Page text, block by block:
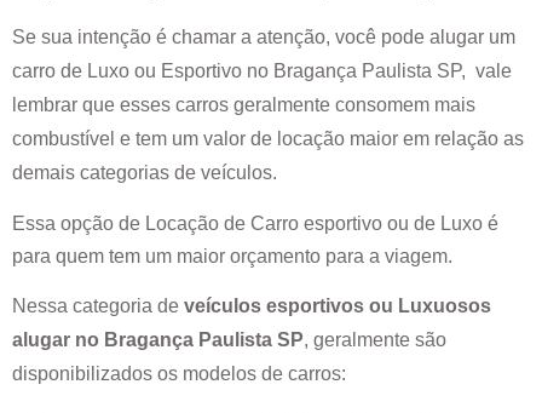
Se sua intenção é chamar a atenção, você pode alugar um
carro de Luxo ou Esportivo no Bragança Paulista SP, vale
lembrar que esses carros geralmente consomem mais
combustível e tem um valor de locação maior em relação as
demais categorias de veículos.
Essa opção de Locação de Carro esportivo ou de Luxo é
para quem tem um maior orçamento para a viagem.
Nessa categoria de veículos esportivos ou Luxuosos
alugar no Bragança Paulista SP, geralmente são
disponibilizados os modelos de carros: